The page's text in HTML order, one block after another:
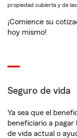
propiedad cubierta y de
¡Comience su
hoy mismo!
Seguro de vida
Ya sea que el
beneficiario a pagar
de vida actual o